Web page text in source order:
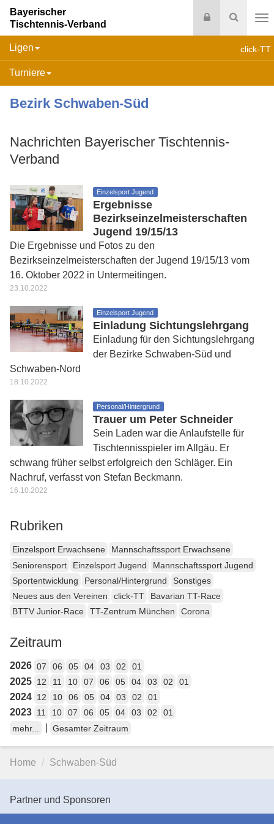
Suche
Login
Bayerischer
Tischtennis-Verband
click-TT
Ligen
Turniere
Bezirk Schwaben-Süd
Nachrichten Bayerischer Tischtennis-
Verband
Einzelsport Jugend
Ergebnisse
Bezirkseinzelmeisterschaften
Jugend 19/15/13
Die Ergebnisse und Fotos zu den
Bezirkseinzelmeisterschaften der Jugend 19/15/13 vom
16. Oktober 2022 in Untermeitingen.
23.10.2022
Einzelsport Jugend
Einladung Sichtungslehrgang
Einladung für den Sichtungslehrgang
der Bezirke Schwaben-Süd und
Schwaben-Nord
18.10.2022
Personal/Hintergrund
Trauer um Peter Schneider
Sein Laden war die Anlaufstelle für
Tischtennisspieler im Allgäu. Er
schwang früher selbst erfolgreich den Schläger. Ein
Nachruf, verfasst von Stefan Beckmann.
16.10.2022
Rubriken
Einzelsport Erwachsene
Mannschaftssport Erwachsene
Seniorensport
Einzelsport Jugend
Mannschaftssport Jugend
Sportentwicklung
Personal/Hintergrund
Sonstiges
Neues aus den Vereinen
click-TT
Bavarian TT-Race
BTTV Junior-Race
TT-Zentrum München Corona
Zeitraum
2026 07 06 05 04 03 02 01
2025 12 11 10 07 06 05 04 03 02 01
2024 12 10 06 05 04 03 02 01
2023 11 10 07 06 05 04 03 02
01
mehr...
Gesamter Zeitraum
Home Schwaben-Süd
Partner und Sponsoren